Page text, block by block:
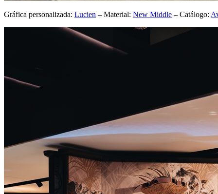
Gráfica personalizada: Lucien – Material: New Middle – Catálogo: